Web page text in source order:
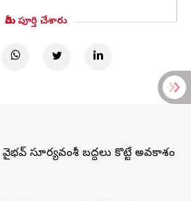
మీరు పూర్తి చేశారు
వైభవ్ సూర్యవంశీ బద్దలు కొట్టే అవకాశం